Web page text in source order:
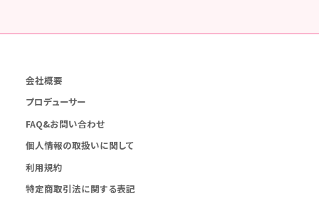
会社概要
プロデューサー
FAQ&お問い合わせ
個人情報の取扱いに関して
利用規約
特定商取引法に関する表記